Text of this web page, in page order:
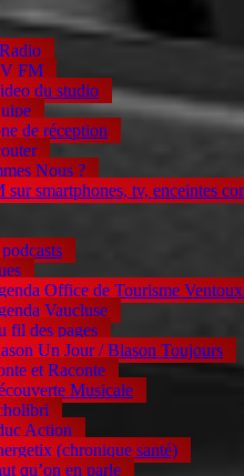
FM
du studio
de réception
Nous ?
smartphones, tv, enceintes
Office de Tourisme
Vaucluse
fil des pages
Un Jour / Blason Toujours
et Raconte
Musicale
Action
(chronique santé)
qu’on en parle